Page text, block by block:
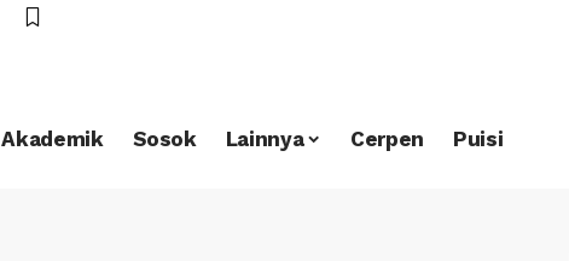
Akademik Sosok Lainnya Cerpen Puisi